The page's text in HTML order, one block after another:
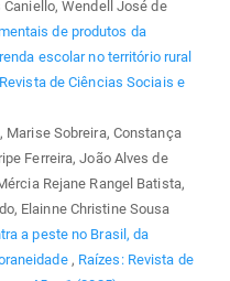
Wendell José de
de produtos da
escolar no território rural
de Ciências Sociais e
Marise Sobreira, Constança
Ferreira, João Alves de
Rejane Rangel Batista,
Elainne Christine Sousa
a peste no Brasil, da
, Raízes: Revista de